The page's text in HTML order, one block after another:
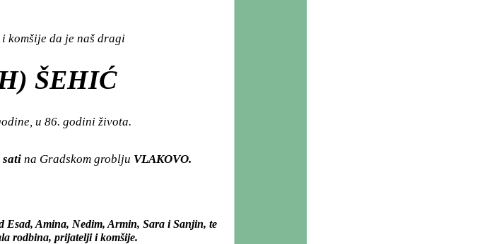
komšije da je naš dragi
ŠEHIĆ
u 86. godini života.
satina Gradskom groblju VLAKOVO.
Esad, Amina, Nedim, Armin, Sara i Sanjin, te
rodbina, prijatelji i komšije.